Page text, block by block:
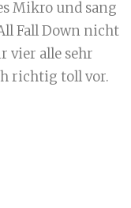
Mikro und sang
Fall Down nicht
vier alle sehr
richtig toll vor.